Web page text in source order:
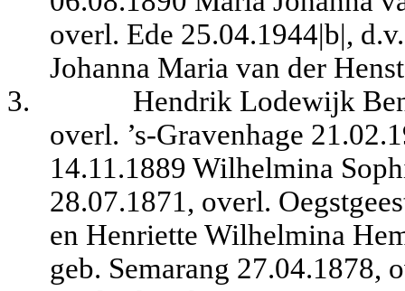
overl. Ede 25.04.1944|b|,
Johanna Maria van der
3.
Hendrik Lodewijk
overl. ’s-Gravenhage
14.11.1889 Wilhelmina
28.07.1871, overl.
en Henriette Wilhelmina
geb. Semarang 27.04.1878,